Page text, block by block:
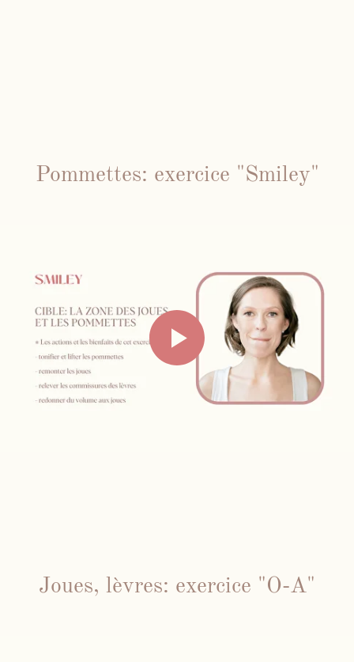
Pommettes: exercice "Smiley"
Joues, lèvres: exercice "O-A"